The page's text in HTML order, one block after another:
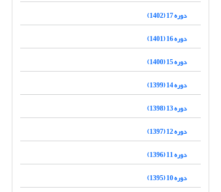
دوره 17 (1402)
دوره 16 (1401)
دوره 15 (1400)
دوره 14 (1399)
دوره 13 (1398)
دوره 12 (1397)
دوره 11 (1396)
دوره 10 (1395)